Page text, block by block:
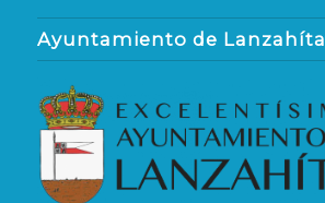
Ayuntamiento de Lanzahíta